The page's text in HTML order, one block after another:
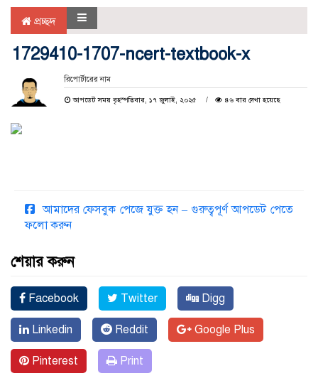
প্রচ্ছদ
1729410-1707-ncert-textbook-x
রিপোর্টারের নাম
আপডেট সময় বৃহস্পতিবার, ১৭ জুলাই, ২০২৫ ৪৬ বার দেখা হয়েছে
আমাদের ফেসবুক পেজে যুক্ত হন – গুরুত্বপূর্ণ আপডেট পেতে
ফলো করুন
শেয়ার করুন
Facebook Twitter Digg
Linkedin Reddit Google Plus
Pinterest Print